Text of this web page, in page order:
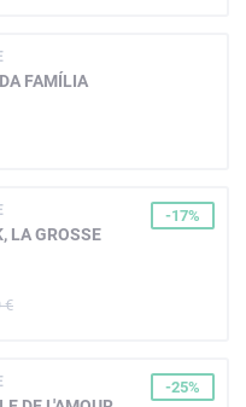
FAMÍLIA
LA GROSSE
€
-17%
-25%